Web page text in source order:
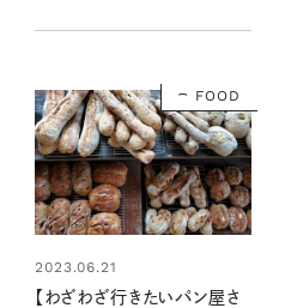
FOOD
2023.06.21
【わざわざ行きたいパン屋さ